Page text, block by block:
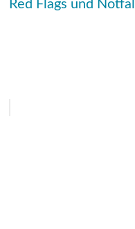
Red Flags und